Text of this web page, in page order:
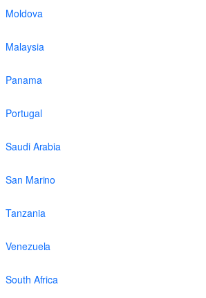
Moldova
Malaysia
Panama
Portugal
Saudi Arabia
San Marino
Tanzania
Venezuela
South Africa